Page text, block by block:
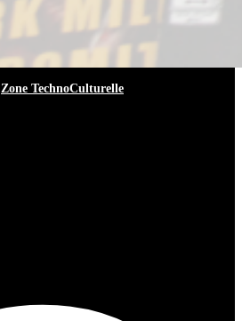
Zone TechnoCulturelle